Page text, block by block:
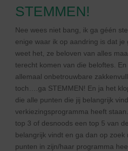
STEMMEN!
Nee wees niet bang, ik ga géén
enige waar ik op aandring is dat je
weet het, ze beloven van alles
terecht komen van die beloftes.
allemaal onbetrouwbare
toch….ga STEMMEN! En ja het
die alle punten die jij belangrijk
verkiezingsprogramma heeft
top 3 of desnoods een top 5 van
belangrijk vindt en ga dan op zoek
punten in zijn/haar programma